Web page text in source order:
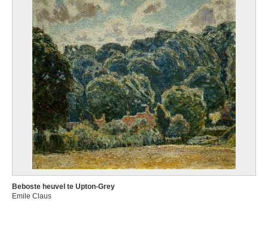
Beboste heuvel te Upton-Grey
Emile Claus